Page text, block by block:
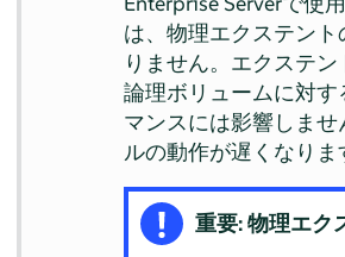
は、物理エクステン
りません。エクステン
論理ボリュームに対
マンスには影響しませ
ルの動作が遅くなりま
重要: 物理エク